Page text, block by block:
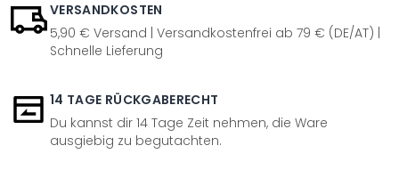
VERSANDKOSTEN
5,90 € Versand | Versandkostenfrei ab 79 € (DE/AT) |
Schnelle Lieferung
14 TAGE RÜCKGABERECHT
Du kannst dir 14 Tage Zeit nehmen, die Ware
ausgiebig zu begutachten.